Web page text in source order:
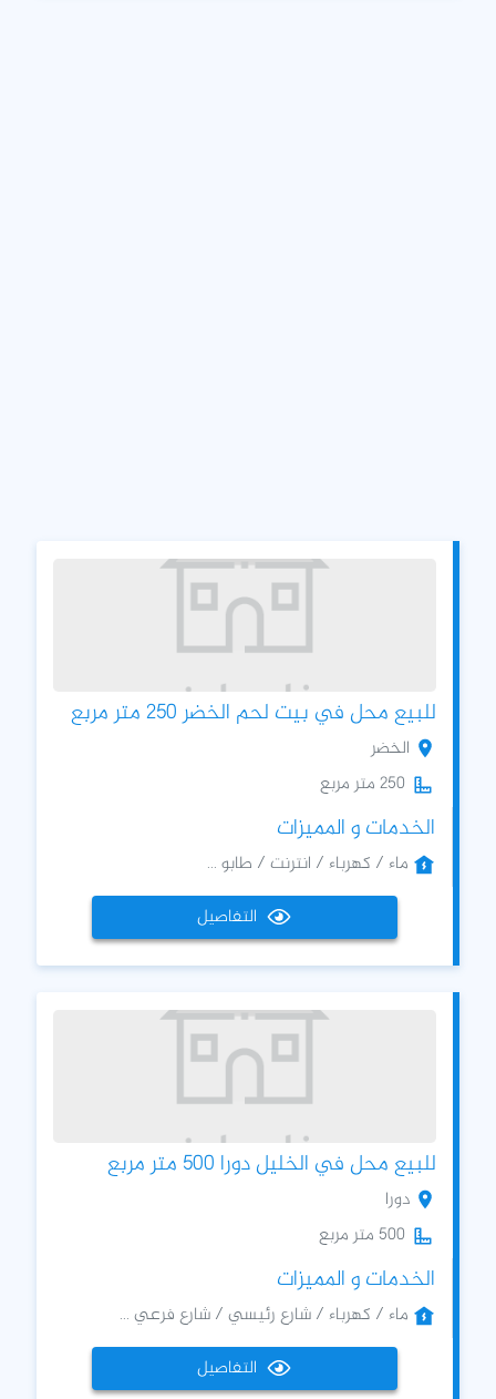
للبيع محل في بيت لحم الخضر 250 متر مربع
الخضر
250 متر مربع
الخدمات و المميزات
ماء / كهرباء / انترنت / طابو ...
التفاصيل
للبيع محل في الخليل دورا 500 متر مربع
دورا
500 متر مربع
الخدمات و المميزات
ماء / كهرباء / شارع رئيسي / شارع فرعي ...
التفاصيل